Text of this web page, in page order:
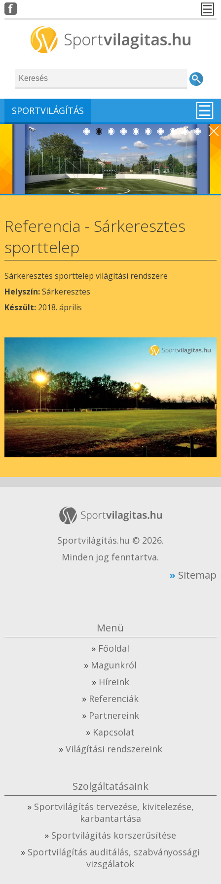
SPORTVILÁGÍTÁS
Referencia - Sárkeresztes
sporttelep
Sárkeresztes sporttelep világítási rendszere
Helyszín:Sárkeresztes
Készült: 2018. április
Sportvilágítás.hu © 2026.
Minden jog fenntartva.
Sitemap
Menü
Főoldal
Magunkról
Híreink
Referenciák
Partnereink
Kapcsolat
Világítási rendszereink
Szolgáltatásaink
Sportvilágítás tervezése, kivitelezése,
karbantartása
Sportvilágítás korszerűsítése
Sportvilágítás auditálás, szabványossági
vizsgálatok